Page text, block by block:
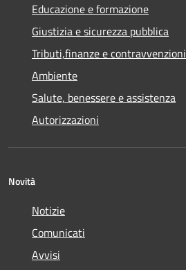
Educazione e formazione
Giustizia e sicurezza pubblica
Tributi,finanze e contravvenzioni
Ambiente
Salute, benessere e assistenza
Autorizzazioni
Novità
Notizie
Comunicati
Avvisi